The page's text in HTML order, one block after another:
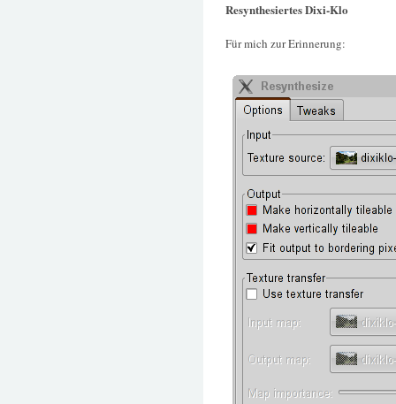
Resynthesiertes Dixi-Klo
Für mich zur Erinnerung: